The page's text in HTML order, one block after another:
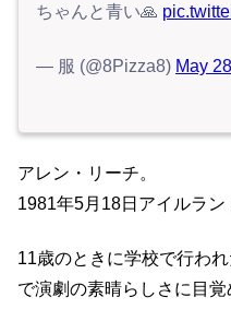
ちゃんと青い🙏
— 服 (@8Pizza8) May
アレン・リーチ。
1981年5月18日アイルラン
11歳のときに学校で行わ
で演劇の素晴らしさに目覚